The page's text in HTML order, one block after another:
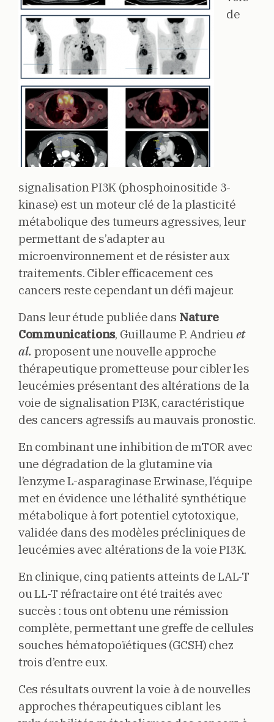
de
signalisation PI3K (phosphoinositide 3-
kinase) est un moteur clé de la plasticité
métabolique des tumeurs agressives, leur
permettant de s’adapter au
microenvironnement et de résister aux
traitements. Cibler efficacement ces
cancers reste cependant un défi majeur.
Dans leur étude publiée dans Nature
Communications, Guillaume P. Andrieu et
al. proposent une nouvelle approche
thérapeutique prometteuse pour cibler les
leucémies présentant des altérations de la
voie de signalisation PI3K, caractéristique
des cancers agressifs au mauvais pronostic.
En combinant une inhibition de mTOR avec
une dégradation de la glutamine via
l’enzyme L-asparaginase Erwinase, l’équipe
met en évidence une léthalité synthétique
métabolique à fort potentiel cytotoxique,
validée dans des modèles précliniques de
leucémies avec altérations de la voie PI3K.
En clinique, cinq patients atteints de LAL-T
ou LL-T réfractaire ont été traités avec
succès : tous ont obtenu une rémission
complète, permettant une greffe de cellules
souches hématopoïétiques (GCSH) chez
trois d’entre eux.
Ces résultats ouvrent la voie à de nouvelles
approches thérapeutiques ciblant les